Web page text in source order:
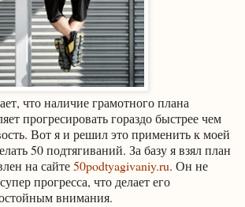
что наличие грамотного плана
прогресировать гораздо быстрее чем
Вот я и решил это применить к моей
50 подтягиваний. За базу я взял план
на сайте50podtyagivaniy.ru. Он не
прогресса, что делает его
внимания.